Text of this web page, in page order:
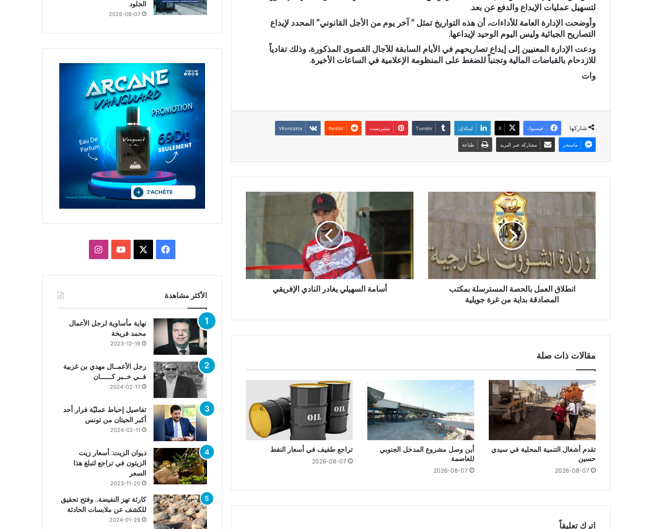
لتسهيل عمليات الإيداع والدفع عن بعد.
وأوضحت الإدارة العامة للأداءات، أن هذه التواريخ تمثل ” آخر يوم من الأجل القانوني” المحدد لإيداع
التصاريح الجبائية وليس اليوم الوحيد لإيداعها.
ودعت الإدارة المعنيين إلى إيداع تصاريحهم في الأيام السابقة للآجال القصوى المذكورة، وذلك تفادياً
للازدحام بالقباضات المالية وتجنباً للضغط على المنظومة الإعلامية في الساعات الأخيرة.
وات
شاركها فيسبوك X لينكدإن بينتيريست
ماسنجر مشاركة عبر البريد طباعة
انطلاق العمل بالحصة المسترسلة بمكتب
المصادقة بداية من غرة جويلية
أسامة السهيلي يغادر النادي الإفريقي
مقالات ذات صلة
تقدم أشغال التنمية المحلية في سيدي
حسين
2026-08-07
أين وصل مشروع المدخل الجنوبي
للعاصمة
2026-08-07
تراجع طفيف في أسعار النفط
2026-08-07
اترك تعليقاً
الجلود
2026-08-07
فيسبوك يوتيوبانستقرام
الأكثر مشاهدة
نهاية مأساوية لرجل الأعمال
محمد فريخة
2023-12-19
رجل الأعمــال مهدي بن غربية
فــي خــبر كــــــان
2024-02-17
تفاصيل إحباط عمليّة فرار أحد
أكبر الحيتان من تونس
2024-02-11
ديوان الزيت: أسعار زيت
الزيتون في تراجع لتبلغ هذا
السعر
2023-11-20
كارثة تهز النفيضة.. وفتح تحقيق
للكشف عن ملابسات الحادثة
2024-01-29